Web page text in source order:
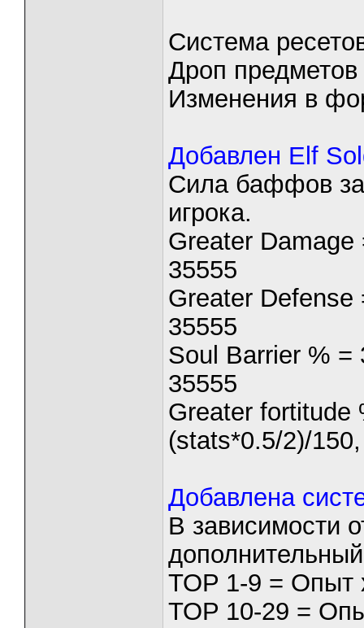
Система
Дроп предметов
Изменения в
Добавлен Elf
Сила баффов
игрока.
Greater
35555
Greater
35555
Soul Barrier % =
35555
Greater fortitude
(stats*0.5/2)/
Добавлена
В зависимости
TOP 1-9 = Опыт
TOP 10-29 =